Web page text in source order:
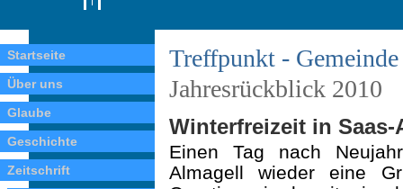
Startseite
Über uns
Glaube
Geschichte
Zeitschrift
Treffpunkt -
Jahresrückblick 2010
Winterfreizeit in
Einen Tag nach
Almagell wieder eine